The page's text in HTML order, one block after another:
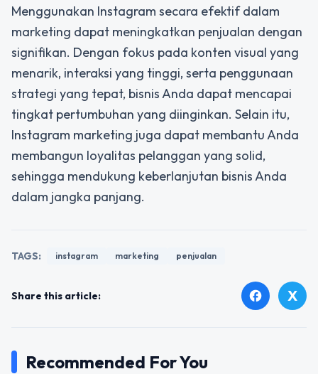
Menggunakan Instagram secara efektif dalam
marketing dapat meningkatkan penjualan dengan
signifikan. Dengan fokus pada konten visual yang
menarik, interaksi yang tinggi, serta penggunaan
strategi yang tepat, bisnis Anda dapat mencapai
tingkat pertumbuhan yang diinginkan. Selain itu,
Instagram marketing juga dapat membantu Anda
membangun loyalitas pelanggan yang solid,
sehingga mendukung keberlanjutan bisnis Anda
dalam jangka panjang.
TAGS: instagram marketing penjualan
Share this article: facebook X
Recommended For You